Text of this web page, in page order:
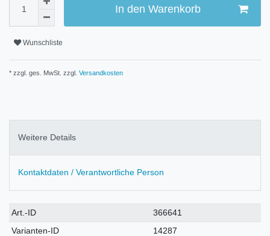
In den Warenkorb
Wunschliste
* zzgl. ges. MwSt. zzgl. Versandkosten
Weitere Details
Kontaktdaten / Verantwortliche Person
Technisches
Merkmal
Wert
Art.-ID
366641
Varianten-ID
14287